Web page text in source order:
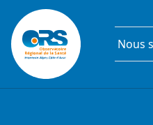
Aller au contenu principal
Nous